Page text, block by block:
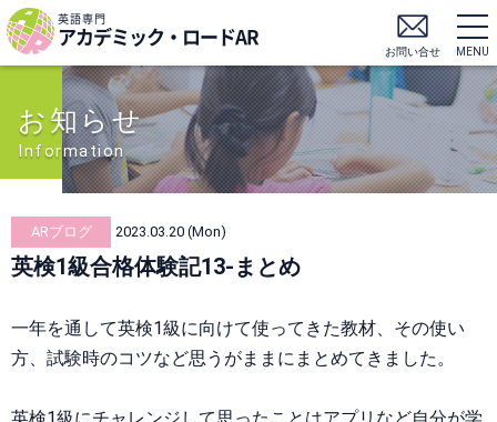
英語専門
アカデミック・ロードAR
お問い合せ MENU
お知らせ
Information
ARブログ 2023.03.20 (Mon)
英検1級合格体験記13-まとめ
一年を通して英検1級に向けて使ってきた教材、その使い
方、試験時のコツなど思うがままにまとめてきました。